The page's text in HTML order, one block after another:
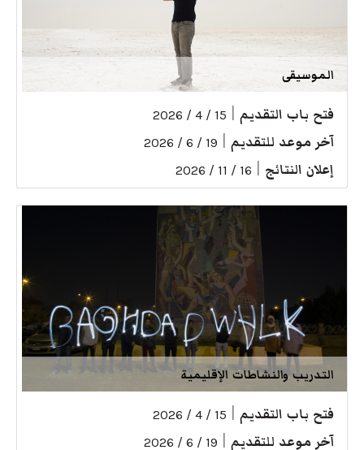
الموسيقى
فتح باب التقديم 15 / 4 / 2026
آخر موعد للتقديم 19 / 6 / 2026
إعلان النتائج 16 / 11 / 2026
التدريب والنشاطات الإقليمية
فتح باب التقديم 15 / 4 / 2026
آخر موعد للتقديم 19 / 6 / 2026